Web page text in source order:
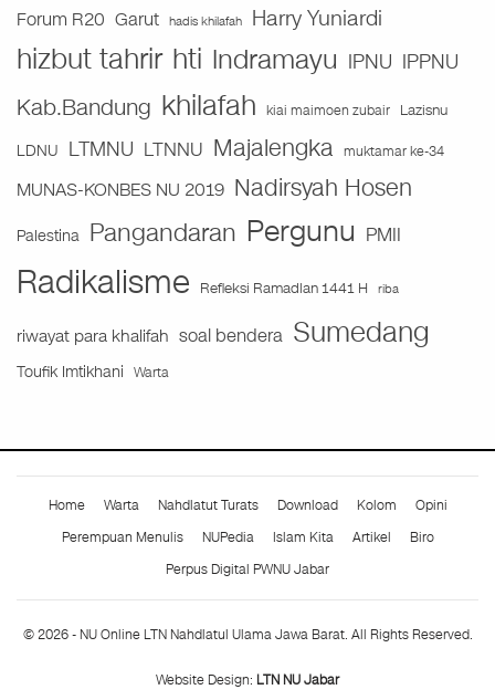
Forum R20 Garut hadis khilafah Harry Yuniardi
hizbut tahrir hti Indramayu IPNU IPPNU
Kab.Bandung khilafah kiai maimoen zubair
Lazisnu
LDNU LTMNU LTNNU Majalengka muktamar ke-34
MUNAS-KONBES NU 2019 Nadirsyah Hosen
Palestina Pangandaran Pergunu PMII
Radikalisme Refleksi Ramadlan 1441 H riba
riwayat para khalifah soal bendera Sumedang
Toufik Imtikhani Warta
Home Warta Nahdlatut Turats Download Kolom
Opini
Perempuan Menulis
NUPedia Islam Kita Artikel
Biro
Perpus Digital PWNU Jabar
© 2026 - NU Online LTN Nahdlatul Ulama Jawa Barat. All Rights Reserved.
Website Design: LTN NU Jabar